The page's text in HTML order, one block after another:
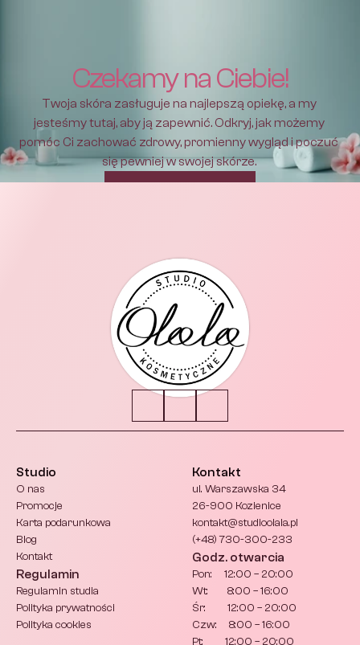
Czekamy na Ciebie!
Twoja skóra zasługuje na najlepszą opiekę, a my
jesteśmy tutaj, aby ją zapewnić. Odkryj, jak możemy
pomóc Ci zachować zdrowy, promienny wygląd i poczuć
się pewniej w swojej skórze.
Studio
O nas
Promocje
Karta podarunkowa
Blog
Kontakt
Regulamin
Regulamin studia
Polityka prywatności
Polityka cookies
Kontakt
ul. Warszawska 34
26-900 Kozienice
kontakt@studioolala.pl
(+48) 730-300-233
Godz. otwarcia
Pon:     12:00 – 20:00
Wt:        8:00 – 16:00
Śr:         12:00 – 20:00
Czw:     8:00 – 16:00
Pt:         12:00 – 20:00